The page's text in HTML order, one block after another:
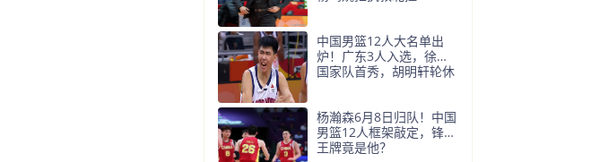
中国男篮12人大名单出
炉！广东3人入选，徐昕
国家队首秀，胡明轩轮休
杨瀚森6月8日归队！中国
男篮12人框架敲定，锋线
王牌竟是他？